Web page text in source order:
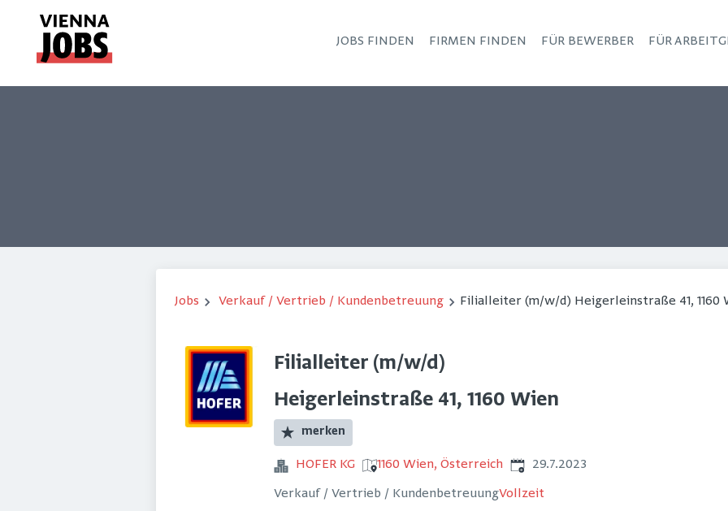
JOBS FINDEN FIRMEN FINDEN FÜR BEWERBER FÜR
Jobs Verkauf / Vertrieb / Kundenbetreuung Filialleiter (m/w/d) Heigerleinstraße 41, 1160
Filialleiter (m/w/d)
Heigerleinstraße 41, 1160 Wien
merken
HOFER KG 1160 Wien, Österreich Veröffentlicht
29.7.2023
Verkauf / Vertrieb / KundenbetreuungVollzeit